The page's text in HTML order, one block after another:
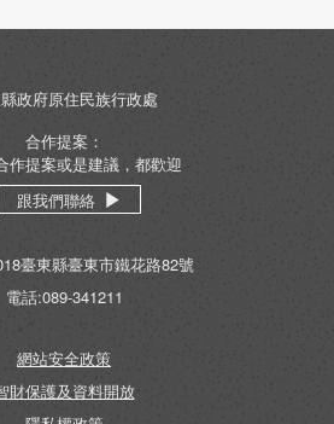
政府原住民族行政處
合作提案：
作提案或是建議，都歡迎
跟我們聯絡
臺東縣臺東市鐵花路82號
電話:089-341211
網站安全政策
財保護及資料開放